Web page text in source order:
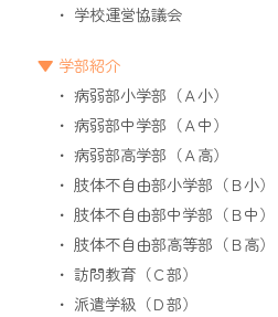
学校運営協議会
学部紹介
病弱部小学部（Ａ小）
病弱部中学部（Ａ中）
病弱部高学部（Ａ高）
肢体不自由部小学部（Ｂ小）
肢体不自由部中学部（Ｂ中）
肢体不自由部高等部（Ｂ高）
訪問教育（Ｃ部）
派遣学級（Ｄ部）